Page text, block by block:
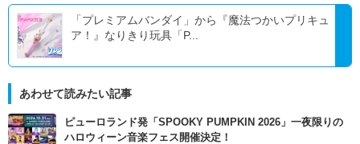
「プレミアムバンダイ」から『魔法つかいプリキュ
ア！』なりきり玩具「P...
あわせて読みたい記事
ピューロランド発「SPOOKY PUMPKIN 2026」一夜限りの
ハロウィーン音楽フェス開催決定！